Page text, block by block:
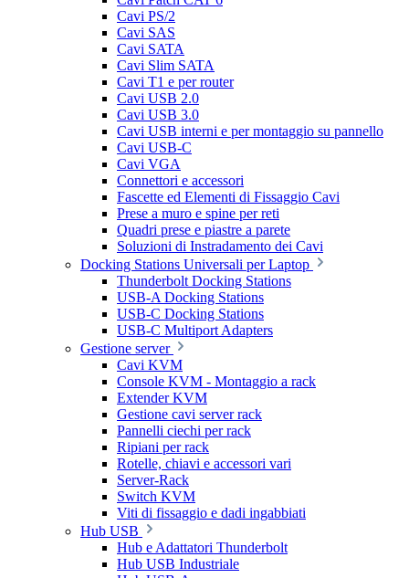
Cavi PS/2
Cavi SAS
Cavi SATA
Cavi Slim SATA
Cavi T1 e per router
Cavi USB 2.0
Cavi USB 3.0
Cavi USB interni e per montaggio su pannello
Cavi USB-C
Cavi VGA
Connettori e accessori
Fascette ed Elementi di Fissaggio Cavi
Prese a muro e spine per reti
Quadri prese e piastre a parete
Soluzioni di Instradamento dei Cavi
Docking Stations Universali per Laptop
Thunderbolt Docking Stations
USB-A Docking Stations
USB-C Docking Stations
USB-C Multiport Adapters
Gestione server
Cavi KVM
Console KVM - Montaggio a rack
Extender KVM
Gestione cavi server rack
Pannelli ciechi per rack
Ripiani per rack
Rotelle, chiavi e accessori vari
Server-Rack
Switch KVM
Viti di fissaggio e dadi ingabbiati
Hub USB
Hub e Adattatori Thunderbolt
Hub USB Industriale